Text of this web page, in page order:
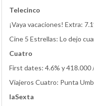
Telecinco
¡Vaya vacaciones! Extra:
Cine 5 Estrellas: Lo dejo
Cuatro
First dates: 4.6% y 418.000
Viajeros Cuatro: Punta
laSexta